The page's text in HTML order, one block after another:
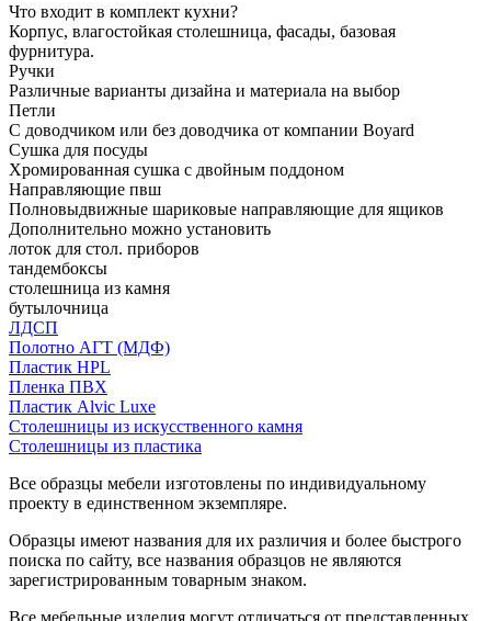
Что входит в комплект кухни?
Корпус, влагостойкая столешница, фасады, базовая
фурнитура.
Ручки
Различные варианты дизайна и материала на выбор
Петли
С доводчиком или без доводчика от компании Boyard
Сушка для посуды
Хромированная сушка с двойным поддоном
Направляющие пвш
Полновыдвижные шариковые направляющие для ящиков
Дополнительно можно установить
лоток для стол. приборов
тандембоксы
столешница из камня
бутылочница
ЛДСП
Полотно АГТ (МДФ)
Пластик HPL
Пленка ПВХ
Пластик Alvic Luxe
Столешницы из искусственного камня
Столешницы из пластика
Все образцы мебели изготовлены по индивидуальному
проекту в единственном экземпляре.
Образцы имеют названия для их различия и более быстрого
поиска по сайту, все названия образцов не являются
зарегистрированным товарным знаком.
Все мебельные изделия могут отличаться от представленных